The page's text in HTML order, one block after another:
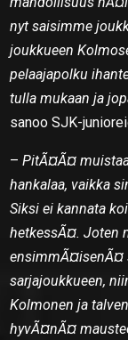
nyt saisimme
joukkueen
pelaajapolku
tulla mukaan ja
sanoo SJK-
–PitÃ¤Ã¤
hankalaa, vaikka
Siksi ei kannata
hetkessÃ¤. Joten
ensimmÃ¤isenÃ¤
sarjajoukkueen,
Kolmonen ja
hyvÃ¤nÃ¤